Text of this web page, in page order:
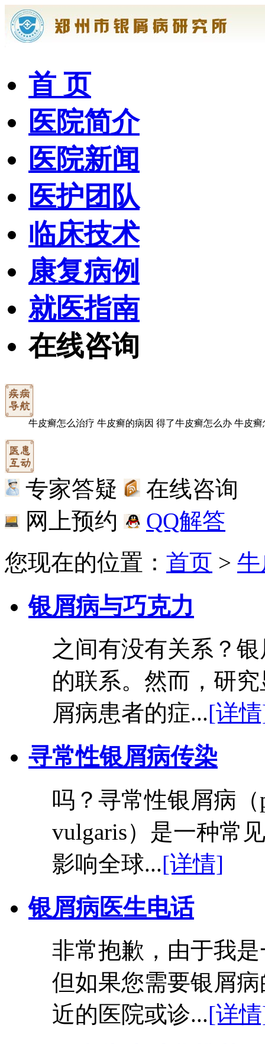
首 页
医院简介
医院新闻
医护团队
临床技术
康复病例
就医指南
在线咨询
牛皮癣怎么治疗 牛皮癣的病因 得了牛皮癣怎么办 牛皮癣
专家答疑
在线咨询
网上预约
QQ解答
您现在的位置： 首页 >
银屑病与巧克力
之间有没有关系？
的联系。然而，研
屑病患者的症...[详
寻常性银屑病传染
吗？寻常性银屑病
vulgaris）是一种常
影响全球...[详情]
银屑病医生电话
非常抱歉，由于我
但如果您需要银屑
近的医院或诊...[详